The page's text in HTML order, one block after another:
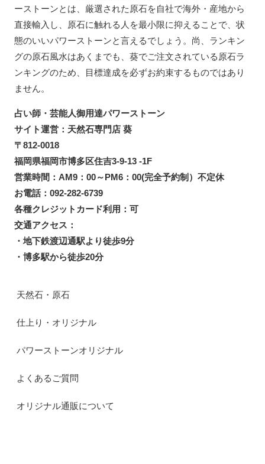
ーストーンとは、厳選された原石を自社で海外・産地から
直接輸入し、原石に触れる人を最小限に抑えることで、状
態のいいパワーストーンと言えるでしょう。尚、ランキン
グの原石風水はあくまでも、葵でご注文されている原石ラ
ンキングのため、目標達成を必ずお約束するものではあり
ません。
占い師・芸能人御用達パワーストーン
サイト運営：天然石専門店 葵
〒812-0018
福岡県福岡市博多区住吉3-9-13 -1F
営業時間：AM9：00～PM6：00(完全予約制）不定休
お電話：092-282-6739
各種クレジットカード利用：可
交通アクセス：
・地下鉄渡辺通駅より徒歩9分
・博多駅から徒歩20分
天然石・原石
仕上り・オリジナル
パワーストーンオリジナル
よくあるご質問
オリジナル通販について